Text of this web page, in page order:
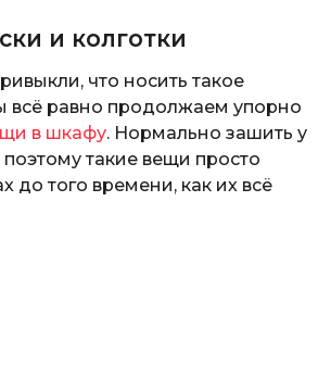
и колготки
что носить такое
всё равно продолжаем упорно
в шкафу. Нормально зашить у
такие вещи просто
до того времени, как их всё